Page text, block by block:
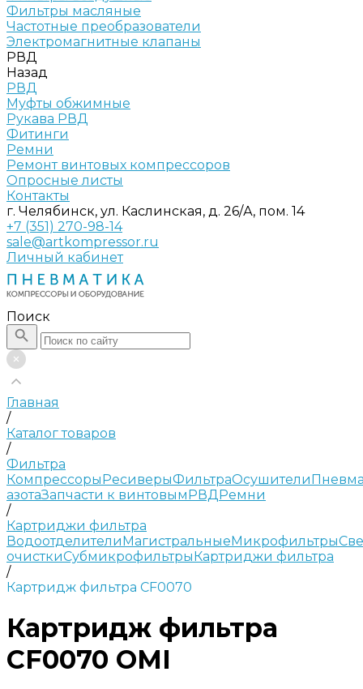
Фильтры масляные
Частотные преобразователи
Электромагнитные клапаны
РВД
Назад
РВД
Муфты обжимные
Рукава РВД
Фитинги
Ремни
Ремонт винтовых компрессоров
Опросные листы
Контакты
г. Челябинск, ул. Каслинская, д. 26/А, пом. 14
+7 (351) 270-98-14
sale@artkompressor.ru
Личный кабинет
Поиск
Главная
/
Каталог товаров
/
Фильтра
КомпрессорыРесиверыФильтраОсушители
азотаЗапчасти к винтовымРВДРемни
/
Картриджи фильтра
ВодоотделителиМагистральныеМикрофильтры
очисткиСубмикрофильтрыКартриджи фильтра
/
Картридж фильтра CF0070
Картридж фильтра
CF0070 OMI